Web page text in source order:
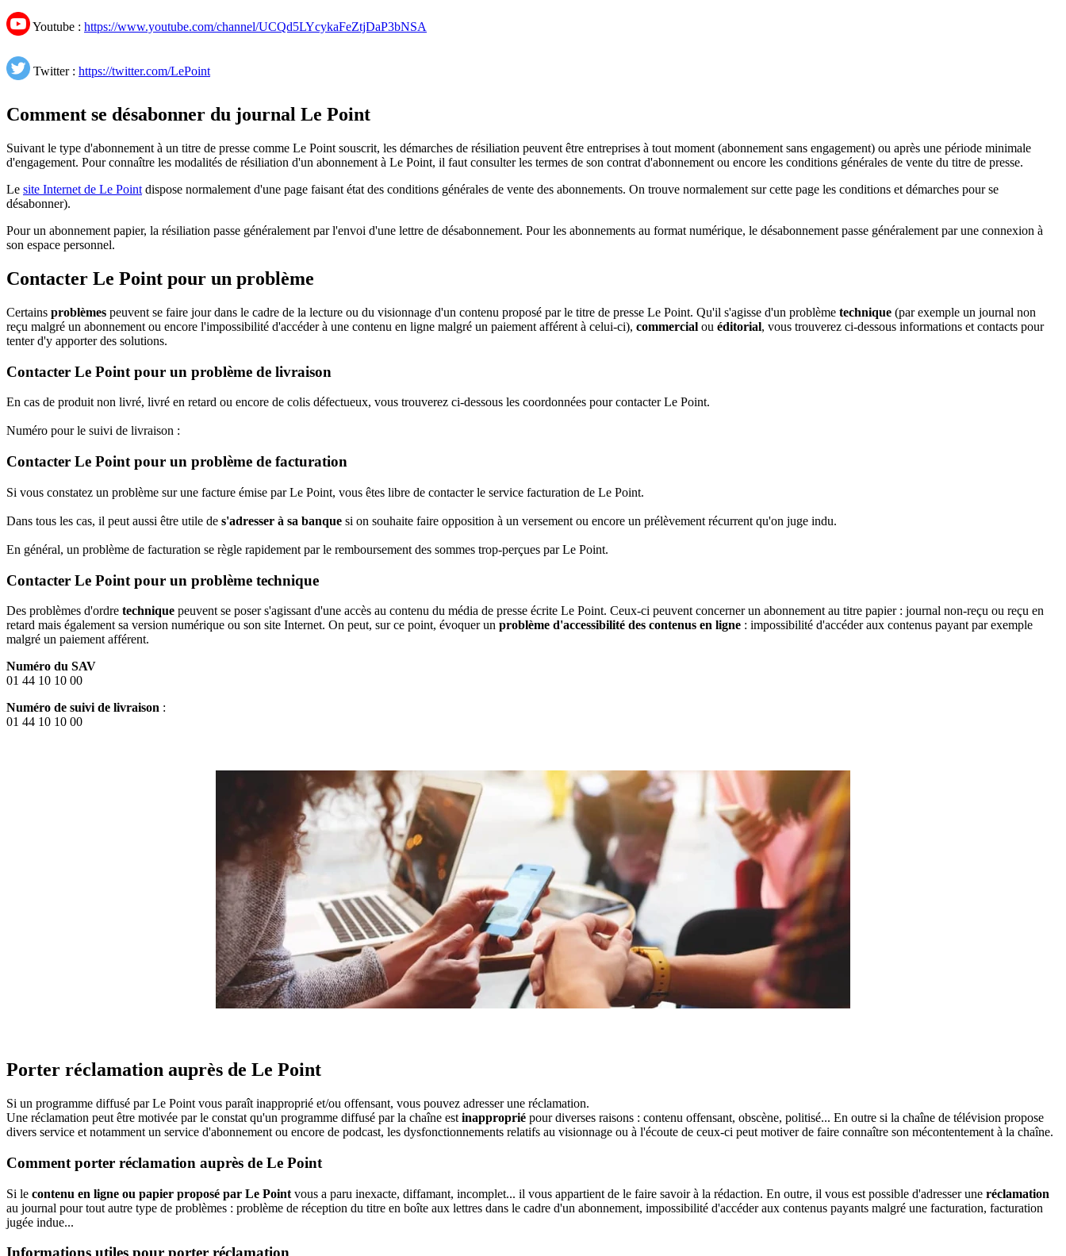
Youtube : https://www.youtube.com/channel/UCQd5LYcykaFeZtjDaP3bNSA
Twitter : https://twitter.com/LePoint
Comment se désabonner du journal Le Point
Suivant le type d'abonnement à un titre de presse comme Le Point souscrit, les démarches de résiliation peuvent être entreprises à tout moment (abonnement sans engagement) ou après une période minimale
d'engagement. Pour connaître les modalités de résiliation d'un abonnement à Le Point, il faut consulter les termes de son contrat d'abonnement ou encore les conditions générales de vente du titre de presse.
Le site Internet de Le Point dispose normalement d'une page faisant état des conditions générales de vente des abonnements. On trouve normalement sur cette page les conditions et démarches pour se
désabonner).
Pour un abonnement papier, la résiliation passe généralement par l'envoi d'une lettre de désabonnement. Pour les abonnements au format numérique, le désabonnement passe généralement par une connexion à
son espace personnel.
Contacter Le Point pour un problème
Certains problèmes peuvent se faire jour dans le cadre de la lecture ou du visionnage d'un contenu proposé par le titre de presse Le Point. Qu'il s'agisse d'un problème technique (par exemple un journal non
reçu malgré un abonnement ou encore l'impossibilité d'accéder à une contenu en ligne malgré un paiement afférent à celui-ci), commercial ou éditorial, vous trouverez ci-dessous informations et contacts pour
tenter d'y apporter des solutions.
Contacter Le Point pour un problème de livraison
En cas de produit non livré, livré en retard ou encore de colis défectueux, vous trouverez ci-dessous les coordonnées pour contacter Le Point.
Numéro pour le suivi de livraison :
Contacter Le Point pour un problème de facturation
Si vous constatez un problème sur une facture émise par Le Point, vous êtes libre de contacter le service facturation de Le Point.
Dans tous les cas, il peut aussi être utile de s'adresser à sa banque si on souhaite faire opposition à un versement ou encore un prélèvement récurrent qu'on juge indu.
En général, un problème de facturation se règle rapidement par le remboursement des sommes trop-perçues par Le Point.
Contacter Le Point pour un problème technique
Des problèmes d'ordre technique peuvent se poser s'agissant d'une accès au contenu du média de presse écrite Le Point. Ceux-ci peuvent concerner un abonnement au titre papier : journal non-reçu ou reçu en
retard mais également sa version numérique ou son site Internet. On peut, sur ce point, évoquer un problème d'accessibilité des contenus en ligne : impossibilité d'accéder aux contenus payant par exemple
malgré un paiement afférent.
Numéro du SAV
01 44 10 10 00
Numéro de suivi de livraison :
01 44 10 10 00
Porter réclamation auprès de Le Point
Si un programme diffusé par Le Point vous paraît inapproprié et/ou offensant, vous pouvez adresser une réclamation.
Une réclamation peut être motivée par le constat qu'un programme diffusé par la chaîne est inapproprié pour diverses raisons : contenu offensant, obscène, politisé... En outre si la chaîne de télévision propose
divers service et notamment un service d'abonnement ou encore de podcast, les dysfonctionnements relatifs au visionnage ou à l'écoute de ceux-ci peut motiver de faire connaître son mécontentement à la chaîne.
Comment porter réclamation auprès de Le Point
Si le contenu en ligne ou papier proposé par Le Point vous a paru inexacte, diffamant, incomplet... il vous appartient de le faire savoir à la rédaction. En outre, il vous est possible d'adresser une réclamation
au journal pour tout autre type de problèmes : problème de réception du titre en boîte aux lettres dans le cadre d'un abonnement, impossibilité d'accéder aux contenus payants malgré une facturation, facturation
jugée indue...
Informations utiles pour porter réclamation